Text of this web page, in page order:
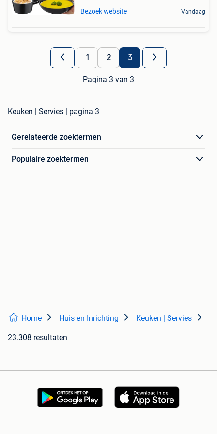
Bezoek website Vandaag
1 2 3
Pagina 3 van 3
Keuken | Servies | pagina 3
Gerelateerde zoektermen
Populaire zoektermen
Home Huis en Inrichting Keuken | Servies
23.308 resultaten